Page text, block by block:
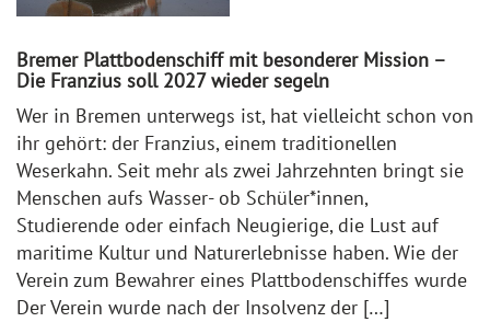
Bremer Plattbodenschiff mit besonderer Mission –
Die Franzius soll 2027 wieder segeln
Wer in Bremen unterwegs ist, hat vielleicht schon von
ihr gehört: der Franzius, einem traditionellen
Weserkahn. Seit mehr als zwei Jahrzehnten bringt sie
Menschen aufs Wasser- ob Schüler*innen,
Studierende oder einfach Neugierige, die Lust auf
maritime Kultur und Naturerlebnisse haben. Wie der
Verein zum Bewahrer eines Plattbodenschiffes wurde
Der Verein wurde nach der Insolvenz der […]